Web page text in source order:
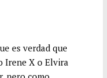
es verdad que
Irene X o Elvira